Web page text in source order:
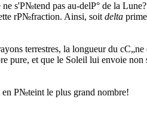
s'Р№tend pas au-delР° de la Lune?
rР№fraction. Ainsi, soit delta
terrestres, la longueur du
et que le Soleil lui envoie non
en Р№teint le plus grand nombre!